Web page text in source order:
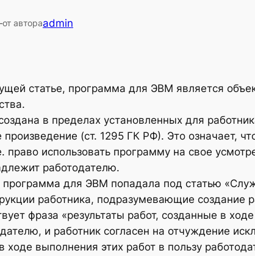
от автораadmin
статье, программа для ЭВМ является
в пределах установленных для
(ст. 1295 ГК РФ). Это означает,
право использовать программу на свое
работодателю.
для ЭВМ попадала под статью
работника, подразумевающие создание
фраза «результаты работ, созданные в
и работник согласен на отчуждение
ходе выполнения этих работ в пользу